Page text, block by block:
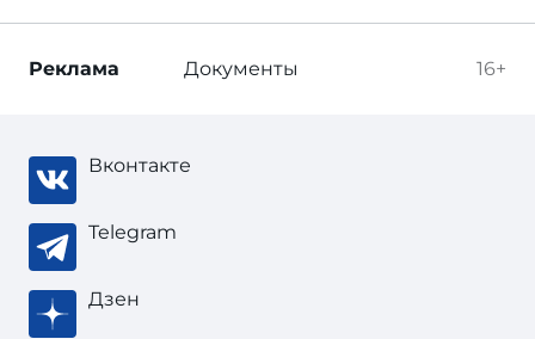
16+
Реклама Документы
Вконтакте
Telegram
Дзен